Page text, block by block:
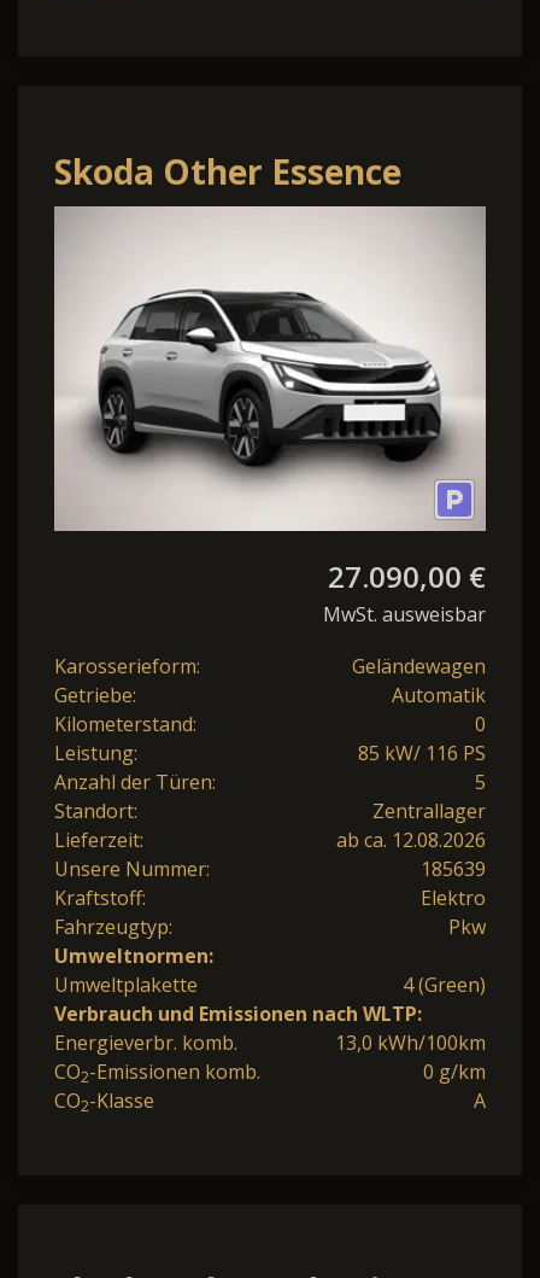
Skoda Other Essence
Essence 85KW
Bestellba.
27.090,00 €
MwSt. ausweisbar
Karosserieform:
Geländewagen
Getriebe:
Automatik
Kilometerstand:
0
Leistung:
85 kW/ 116 PS
Anzahl der Türen:
5
Standort:
Zentrallager
Lieferzeit:
ab ca. 12.08.2026
Unsere Nummer:
185639
Kraftstoff:
Elektro
Fahrzeugtyp:
Pkw
Umweltnormen:
Umweltplakette
4 (Green)
Verbrauch und Emissionen nach WLTP:
Energieverbr. komb.
13,0 kWh/100km
CO2-Emissionen komb.
0 g/km
CO2-Klasse A